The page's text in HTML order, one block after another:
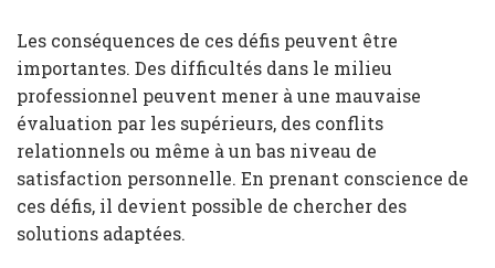
Les conséquences de ces défis peuvent être
importantes. Des difficultés dans le milieu
professionnel peuvent mener à une mauvaise
évaluation par les supérieurs, des conflits
relationnels ou même à un bas niveau de
satisfaction personnelle. En prenant conscience de
ces défis, il devient possible de chercher des
solutions adaptées.